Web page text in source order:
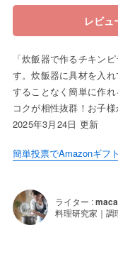
レビュ
「炊飯器で作るチキン
す。炊飯器に具材を入
することなく簡単に作
コクが相性抜群！お子
2025年3月24日 更新
簡単投票でAmazonギフ
ライター :
料理研究家｜調